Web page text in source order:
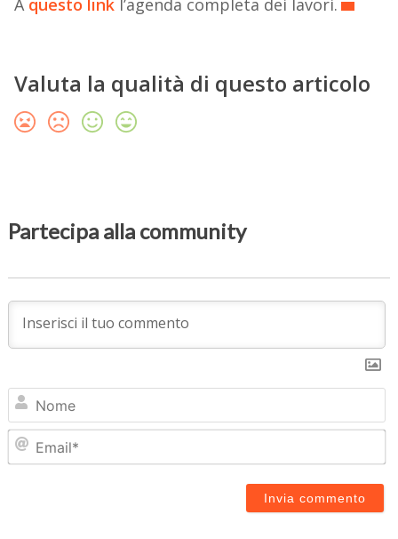
A questo linkl’agenda completa dei lavori.
Valuta la qualità di questo articolo
Partecipa alla community